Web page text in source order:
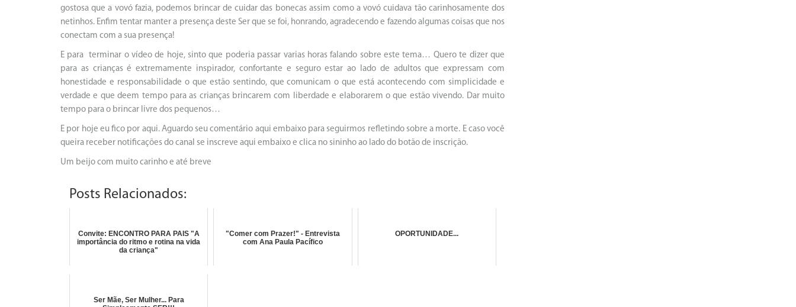
gostosa que a vovó fazia, podemos brincar de cuidar das bonecas assim como a vovó cuidava tão carinhosamente dos
netinhos. Enfim tentar manter a presença deste Ser que se foi, honrando, agradecendo e fazendo algumas coisas que nos
conectam com a sua presença!
E para
terminar o vídeo de hoje, sinto que poderia passar varias horas falando sobre este tema… Quero te dizer que
para as crianças é extremamente inspirador, confortante e seguro estar ao lado de adultos que expressam com
honestidade e responsabilidade o que estão sentindo, que comunicam o que está acontecendo com simplicidade e
verdade e que deem tempo para as crianças brincarem com liberdade e elaborarem o que estão vivendo. Dar muito
tempo para o brincar livre dos pequenos…
E por hoje eu fico por aqui. Aguardo seu comentário aqui embaixo para seguirmos refletindo sobre a morte. E caso você
queira receber notificações do canal se inscreve aqui embaixo e clica no sininho ao lado do botão de inscrição.
Um beijo com muito carinho e até breve
Posts Relacionados:
Convite: ENCONTRO PARA PAIS "A
importância do ritmo e rotina na vida
da criança"
"Comer com Prazer!" - Entrevista
com Ana Paula Pacífico
OPORTUNIDADE...
Ser Mãe, Ser Mulher... Para